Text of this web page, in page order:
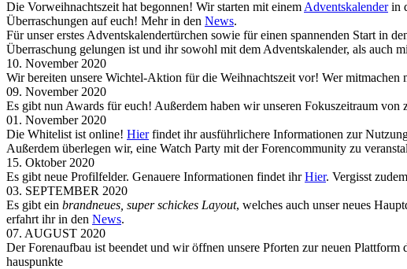
Die Vorweihnachtszeit hat begonnen! Wir starten mit einem Adventskalenderin
Überraschungen auf euch! Mehr in den News.
Für unser erstes Adventskalendertürchen sowie für einen spannenden Start in
Überraschung gelungen ist und ihr sowohl mit dem Adventskalender, als auch
10. November 2020
Wir bereiten unsere Wichtel-Aktion für die Weihnachtszeit vor! Wer mitmachen
09. November 2020
Es gibt nun Awards für euch! Außerdem haben wir unseren Fokuszeitraum
01. November 2020
Die Whitelist ist online! Hierfindet ihr ausführlichere Informationen zur
Außerdem überlegen wir, eine Watch Party mit der Forencommunity zu
15. Oktober 2020
Es gibt neue Profilfelder. Genauere Informationen findet ihrHier. Vergisst
03. SEPTEMBER 2020
Es gibt ein brandneues, super schickes Layout, welches auch unser neues
erfahrt ihr in den News.
07. AUGUST 2020
Der Forenaufbau ist beendet und wir öffnen unsere Pforten zur neuen Plattform
hauspunkte